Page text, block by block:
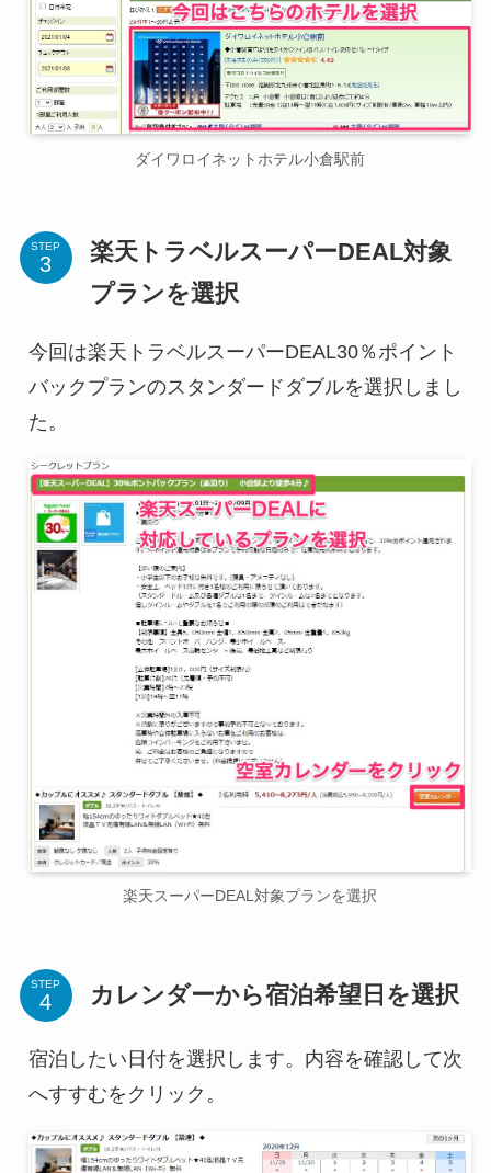
ダイワロイネットホテル小倉駅前
STEP
楽天トラベルスーパーDEAL対象
プランを選択
今回は楽天トラベルスーパーDEAL30％ポイント
バックプランのスタンダードダブルを選択しまし
た。
楽天スーパーDEAL対象プランを選択
STEP カレンダーから宿泊希望日を選択
宿泊したい日付を選択します。内容を確認して次
へすすむをクリック。